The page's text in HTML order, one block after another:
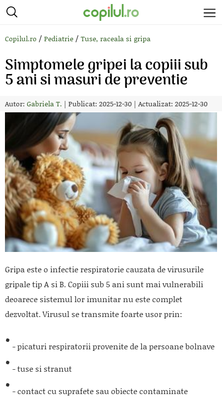
Copilul.ro / Pediatrie / Tuse, raceala si gripa
Simptomele gripei la copiii sub
5 ani si masuri de preventie
Autor: Gabriela T. | Publicat: 2025-12-30 | Actualizat: 2025-12-30
Gripa este o infectie respiratorie cauzata de virusurile
gripale tip A si B. Copiii sub 5 ani sunt mai vulnerabili
deoarece sistemul lor imunitar nu este complet
dezvoltat. Virusul se transmite foarte usor prin:
- picaturi respiratorii provenite de la persoane bolnave
- tuse si stranut
- contact cu suprafete sau obiecte contaminate